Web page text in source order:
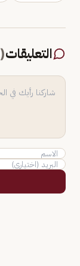
التعليقات(